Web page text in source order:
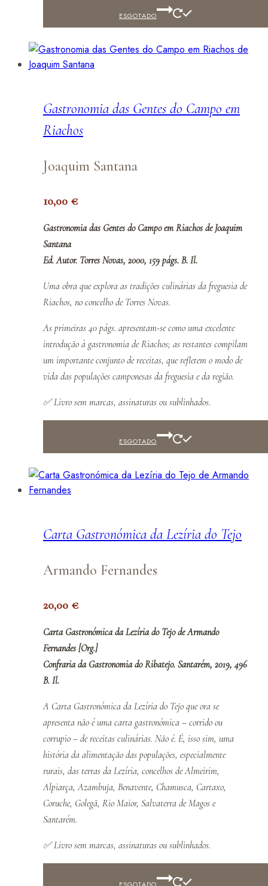
ESGOTADO
Gastronomia das Gentes do Campo em
Riachos
Joaquim Santana
10,00 €
Gastronomia das Gentes do Campo em Riachos de Joaquim
Santana
Ed. Autor. Torres Novas, 2000, 159 págs. B. Il.
Uma obra que explora as tradições culinárias da freguesia de
Riachos, no concelho de Torres Novas.
As primeiras 40 págs. apresentam-se como uma excelente
introdução à gastronomia de Riachos; as restantes compilam
um importante conjunto de receitas, que refletem o modo de
vida das populações camponesas da freguesia e da região.
✅Livro sem marcas, assinaturas ou sublinhados.
ESGOTADO
Carta Gastronómica da Lezíria do Tejo
Armando Fernandes
20,00 €
Carta Gastronómica da Lezíria do Tejo de Armando
Fernandes [Org.]
Confraria da Gastronomia do Ribatejo. Santarém, 2019, 496
B. Il.
A Carta Gastronómica da Lezíria do Tejo que ora se
apresenta não é uma carta gastronómica – corrido ou
corrupio – de receitas culinárias. Não é. É, isso sim, uma
história da alimentação das populações, especialmente
rurais, das terras da Lezíria, concelhos de Almeirim,
Alpiarça, Azambuja, Benavente, Chamusca, Cartaxo,
Coruche, Golegã, Rio Maior, Salvaterra de Magos e
Santarém.
✅Livro sem marcas, assinaturas ou sublinhados.